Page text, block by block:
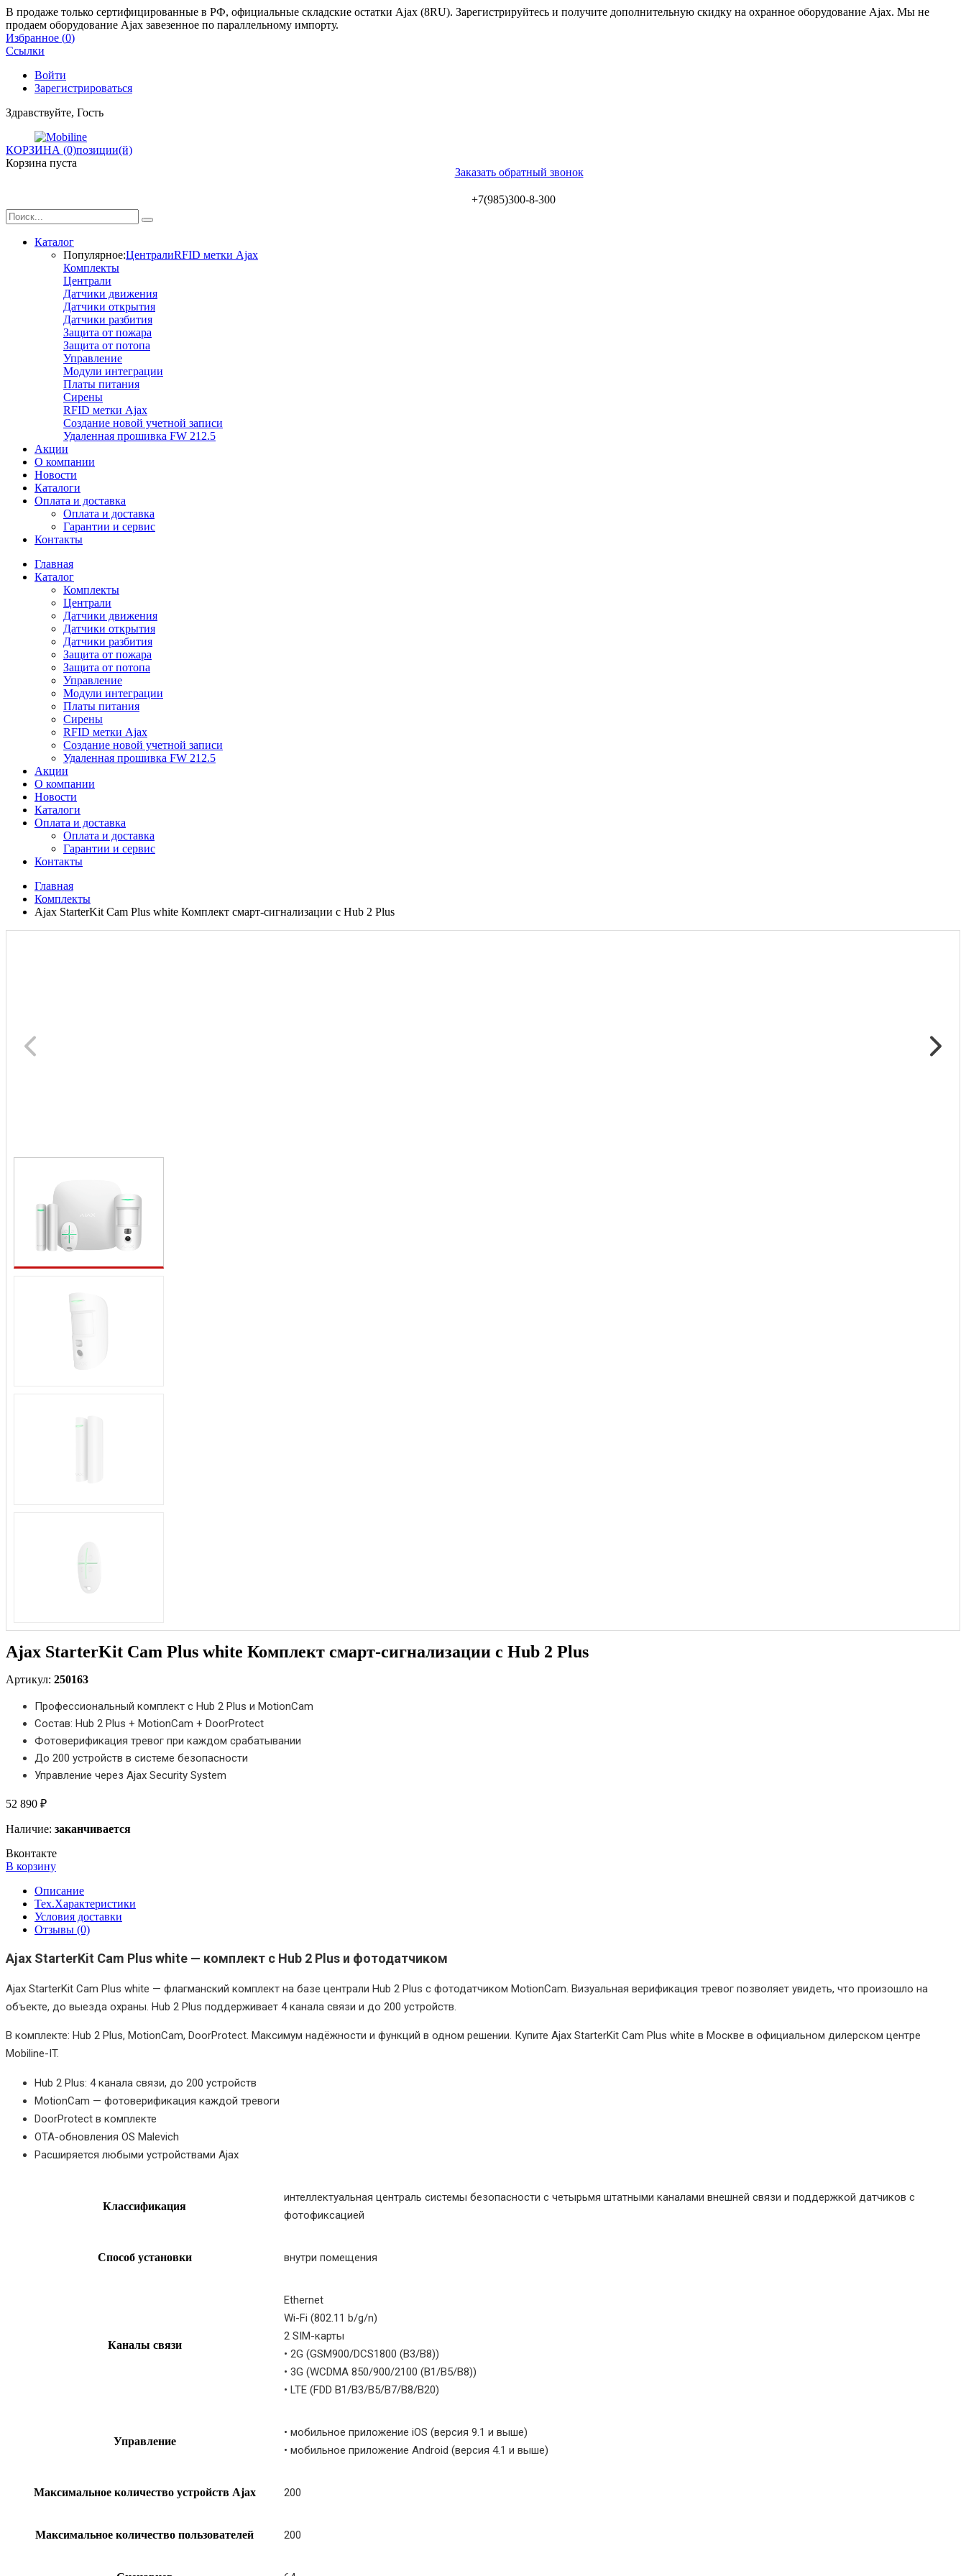
В продаже только сертифицированные в РФ, официальные складские остатки Ajax (8RU). Зарегистрируйтесь и получите дополнительную скидку на охранное оборудование Ajax. Мы не
продаем оборудование Ajax завезенное по параллельному импорту.
Избранное (0)
Ссылки
Войти
Зарегистрироваться
Здравствуйте, Гость
КОРЗИНА (0)позиции(й)
Корзина пуста
Заказать обратный звонок
+7(985)300-8-300
Каталог
Популярное:ЦентралиRFID метки Ajax
Комплекты
Централи
Датчики движения
Датчики открытия
Датчики разбития
Защита от пожара
Защита от потопа
Управление
Модули интеграции
Платы питания
Сирены
RFID метки Ajax
Создание новой учетной записи
Удаленная прошивка FW 212.5
Акции
О компании
Новости
Каталоги
Оплата и доставка
Оплата и доставка
Гарантии и сервис
Контакты
Главная
Каталог
Комплекты
Централи
Датчики движения
Датчики открытия
Датчики разбития
Защита от пожара
Защита от потопа
Управление
Модули интеграции
Платы питания
Сирены
RFID метки Ajax
Создание новой учетной записи
Удаленная прошивка FW 212.5
Акции
О компании
Новости
Каталоги
Оплата и доставка
Оплата и доставка
Гарантии и сервис
Контакты
Главная
Комплекты
Ajax StarterKit Cam Plus white Комплект смарт-сигнализации с Hub 2 Plus
Ajax StarterKit Cam Plus white Комплект смарт-сигнализации с Hub 2 Plus
Артикул: 250163
Профессиональный комплект с Hub 2 Plus и MotionCam
Состав: Hub 2 Plus + MotionCam + DoorProtect
Фотоверификация тревог при каждом срабатывании
До 200 устройств в системе безопасности
Управление через Ajax Security System
52 890 ₽
Наличие: заканчивается
Вконтакте
В корзину
Описание
Тех.Характеристики
Условия доставки
Отзывы (0)
Ajax StarterKit Cam Plus white — комплект с Hub 2 Plus и фотодатчиком
Ajax StarterKit Cam Plus white — флагманский комплект на базе централи Hub 2 Plus с фотодатчиком MotionCam. Визуальная верификация тревог позволяет увидеть, что произошло на
объекте, до выезда охраны. Hub 2 Plus поддерживает 4 канала связи и до 200 устройств.
В комплекте: Hub 2 Plus, MotionCam, DoorProtect. Максимум надёжности и функций в одном решении. Купите Ajax StarterKit Cam Plus white в Москве в официальном дилерском центре
Mobiline-IT.
Hub 2 Plus: 4 канала связи, до 200 устройств
MotionCam — фотоверификация каждой тревоги
DoorProtect в комплекте
OTA-обновления OS Malevich
Расширяется любыми устройствами Ajax
Классификация
интеллектуальная централь системы безопасности с четырьмя штатными каналами внешней связи и поддержкой датчиков с
фотофиксацией
Способ установки внутри помещения
Каналы связи
Ethernet
Wi-Fi (802.11 b/g/n)
2 SIM-карты
• 2G (GSM900/DCS1800 (B3/B8))
• 3G (WCDMA 850/900/2100 (B1/B5/B8))
• LTE (FDD B1/B3/B5/B7/B8/B20)
Управление
• мобильное приложение iOS (версия 9.1 и выше)
• мобильное приложение Android (версия 4.1 и выше)
Максимальное количество устройств Ajax 200
Максимальное количество пользователей 200